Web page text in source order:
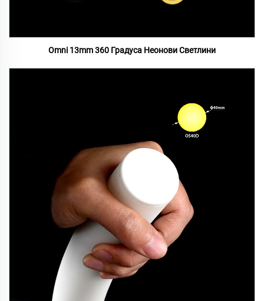
Omni 13mm 360 Градуса Неонови Светлини